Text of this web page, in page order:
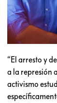
“El arresto y
a la represión
activismo